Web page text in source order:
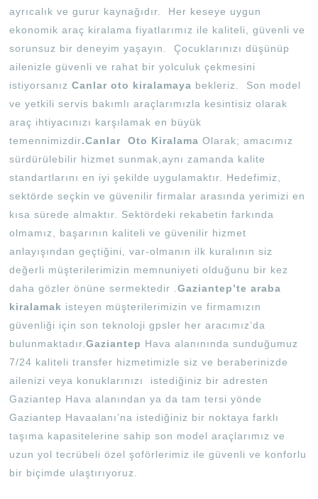
ayrıcalık ve gurur kaynağıdır. Her keseye uygun
ekonomik araç kiralama fiyatlarımız ile kaliteli, güvenli ve
sorunsuz bir deneyim yaşayın. Çocuklarınızı düşünüp
ailenizle güvenli ve rahat bir yolculuk çekmesini
istiyorsanız Canlar oto kiralamaya bekleriz. Son model
ve yetkili servis bakımlı araçlarımızla kesintisiz olarak
araç ihtiyacınızı karşılamak en büyük
temennimizdir.Canlar Oto Kiralama Olarak; amacımız
sürdürülebilir hizmet sunmak,aynı zamanda kalite
standartlarını en iyi şekilde uygulamaktır. Hedefimiz,
sektörde seçkin ve güvenilir firmalar arasında yerimizi en
kısa sürede almaktır. Sektördeki rekabetin farkında
olmamız, başarının kaliteli ve güvenilir hizmet
anlayışından geçtiğini, var-olmanın ilk kuralının siz
değerli müşterilerimizin memnuniyeti olduğunu bir kez
daha gözler önüne sermektedir .Gaziantep’te araba
kiralamak isteyen müşterilerimizin ve firmamızın
güvenliği için son teknoloji gpsler her aracımız’da
bulunmaktadır.Gaziantep Hava alanınında sunduğumuz
7/24 kaliteli transfer hizmetimizle siz ve beraberinizde
ailenizi veya konuklarınızı istediğiniz bir adresten
Gaziantep Hava alanından ya da tam tersi yönde
Gaziantep Havaalanı’na istediğiniz bir noktaya farklı
taşıma kapasitelerine sahip son model araçlarımız ve
uzun yol tecrübeli özel şoförlerimiz ile güvenli ve konforlu
bir biçimde ulaştırıyoruz.